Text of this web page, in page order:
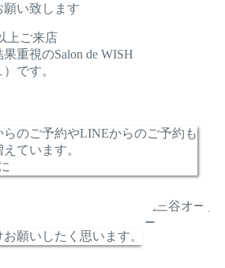
上ご来店
重視のSalon de WISH
です。
らのご予約やLINEからのご予約も
ています。
願いしたく思います。